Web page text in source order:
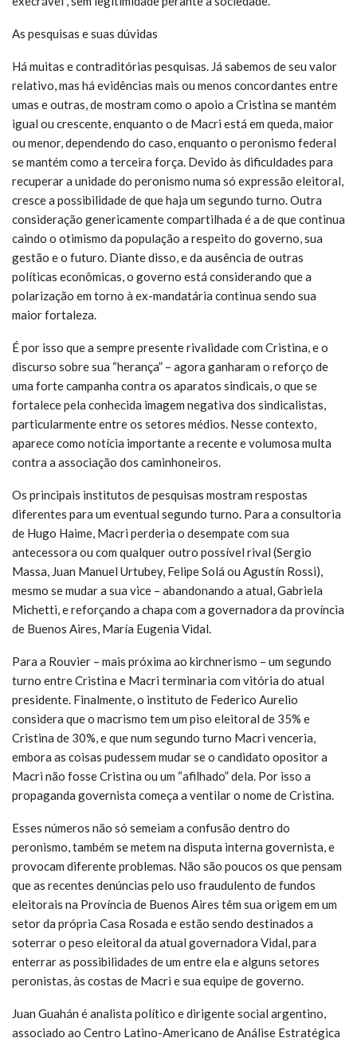
As pesquisas e suas dúvidas
Há muitas e contraditórias pesquisas. Já sabemos de seu valor
relativo, mas há evidências mais ou menos concordantes entre
umas e outras, de mostram como o apoio a Cristina se mantém
igual ou crescente, enquanto o de Macri está em queda, maior
ou menor, dependendo do caso, enquanto o peronismo federal
se mantém como a terceira força. Devido às dificuldades para
recuperar a unidade do peronismo numa só expressão eleitoral,
cresce a possibilidade de que haja um segundo turno. Outra
consideração genericamente compartilhada é a de que continua
caindo o otimismo da população a respeito do governo, sua
gestão e o futuro. Diante disso, e da ausência de outras
políticas econômicas, o governo está considerando que a
polarização em torno à ex-mandatária continua sendo sua
maior fortaleza.
É por isso que a sempre presente rivalidade com Cristina, e o
discurso sobre sua “herança” – agora ganharam o reforço de
uma forte campanha contra os aparatos sindicais, o que se
fortalece pela conhecida imagem negativa dos sindicalistas,
particularmente entre os setores médios. Nesse contexto,
aparece como notícia importante a recente e volumosa multa
contra a associação dos caminhoneiros.
Os principais institutos de pesquisas mostram respostas
diferentes para um eventual segundo turno. Para a consultoria
de Hugo Haime, Macri perderia o desempate com sua
antecessora ou com qualquer outro possível rival (Sergio
Massa, Juan Manuel Urtubey, Felipe Solá ou Agustín Rossi),
mesmo se mudar a sua vice – abandonando a atual, Gabriela
Michetti, e reforçando a chapa com a governadora da província
de Buenos Aires, María Eugenia Vidal.
Para a Rouvier – mais próxima ao kirchnerismo – um segundo
turno entre Cristina e Macri terminaria com vitória do atual
presidente. Finalmente, o instituto de Federico Aurelio
considera que o macrismo tem um piso eleitoral de 35% e
Cristina de 30%, e que num segundo turno Macri venceria,
embora as coisas pudessem mudar se o candidato opositor a
Macri não fosse Cristina ou um “afilhado” dela. Por isso a
propaganda governista começa a ventilar o nome de Cristina.
Esses números não só semeiam a confusão dentro do
peronismo, também se metem na disputa interna governista, e
provocam diferente problemas. Não são poucos os que pensam
que as recentes denúncias pelo uso fraudulento de fundos
eleitorais na Província de Buenos Aires têm sua origem em um
setor da própria Casa Rosada e estão sendo destinados a
soterrar o peso eleitoral da atual governadora Vidal, para
enterrar as possibilidades de um entre ela e alguns setores
peronistas, às costas de Macri e sua equipe de governo.
Juan Guahán é analista político e dirigente social argentino,
associado ao Centro Latino-Americano de Análise Estratégica